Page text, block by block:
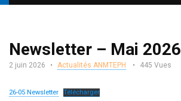
Newsletter – Mai 2026
2 juin 2026 Actualités ANMTEPH 445 Vues
26-05 Newsletter Télécharger